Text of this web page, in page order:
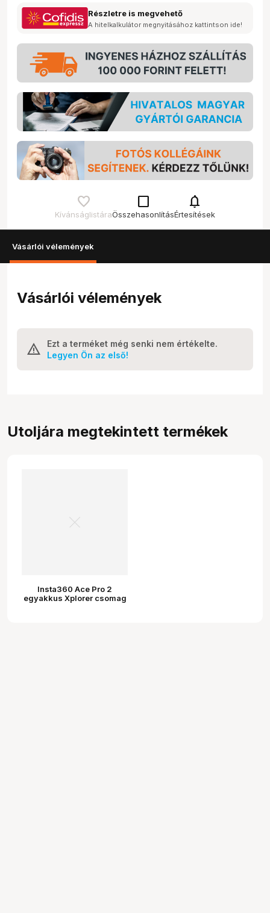
Részletre is megvehető
A hitelkalkulátor megnyitásához kattintson ide!
Kívánságlistára
check_box_outline_blank
Összehasonlítás
notifications
Értesítések
Vásárlói vélemények
Vásárlói vélemények
Ezt a terméket még senki nem értékelte.
Legyen Ön az első!
Utoljára megtekintett termékek
Insta360 Ace Pro 2
egyakkus Xplorer csomag